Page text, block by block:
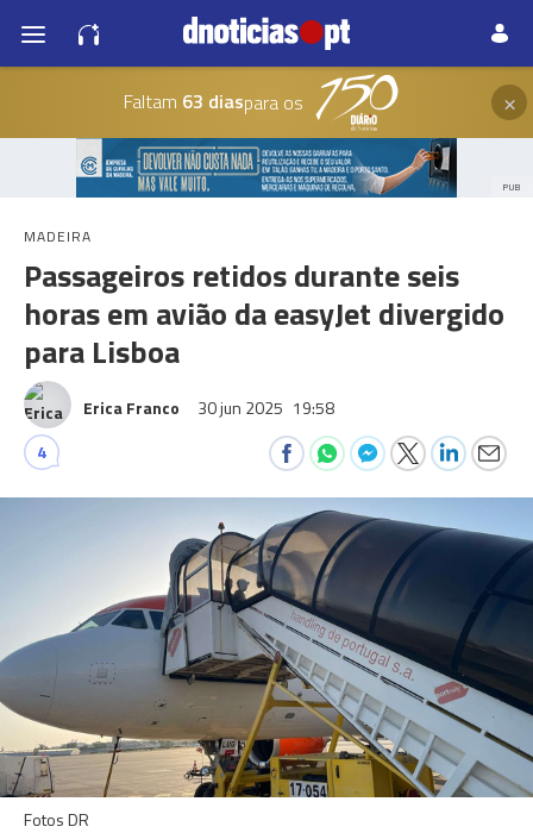
Faltam 63 diaspara os ×
PUB
MADEIRA
Passageiros retidos durante seis
horas em avião da easyJet divergido
para Lisboa
Erica Franco 30 jun 2025 19:58
4
Fotos DR